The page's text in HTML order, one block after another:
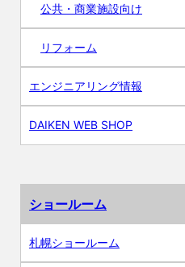
公共・商業施設向け
リフォーム
エンジニアリング情報
DAIKEN WEB SHOP
ショールーム
札幌ショールーム